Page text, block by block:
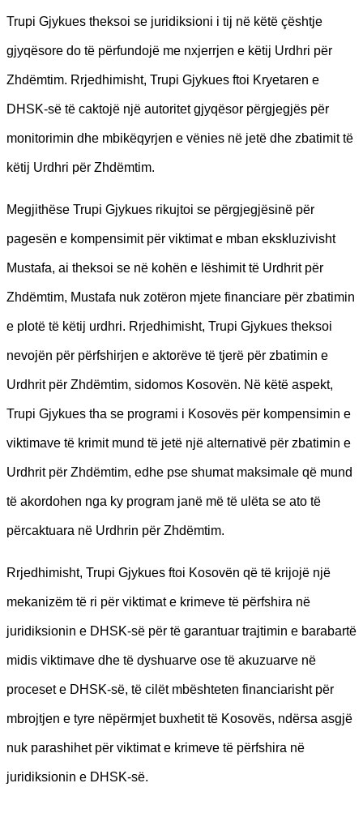
Trupi Gjykues theksoi se juridiksioni i tij në këtë çështje
gjyqësore do të përfundojë me nxjerrjen e këtij Urdhri për
Zhdëmtim. Rrjedhimisht, Trupi Gjykues ftoi Kryetaren e
DHSK-së të caktojë një autoritet gjyqësor përgjegjës për
monitorimin dhe mbikëqyrjen e vënies në jetë dhe zbatimit të
këtij Urdhri për Zhdëmtim.
Megjithëse Trupi Gjykues rikujtoi se përgjegjësinë për
pagesën e kompensimit për viktimat e mban ekskluzivisht
Mustafa, ai theksoi se në kohën e lëshimit të Urdhrit për
Zhdëmtim, Mustafa nuk zotëron mjete financiare për zbatimin
e plotë të këtij urdhri. Rrjedhimisht, Trupi Gjykues theksoi
nevojën për përfshirjen e aktorëve të tjerë për zbatimin e
Urdhrit për Zhdëmtim, sidomos Kosovën. Në këtë aspekt,
Trupi Gjykues tha se programi i Kosovës për kompensimin e
viktimave të krimit mund të jetë një alternativë për zbatimin e
Urdhrit për Zhdëmtim, edhe pse shumat maksimale që mund
të akordohen nga ky program janë më të ulëta se ato të
përcaktuara në Urdhrin për Zhdëmtim.
Rrjedhimisht, Trupi Gjykues ftoi Kosovën që të krijojë një
mekanizëm të ri për viktimat e krimeve të përfshira në
juridiksionin e DHSK-së për të garantuar trajtimin e barabartë
midis viktimave dhe të dyshuarve ose të akuzuarve në
proceset e DHSK-së, të cilët mbështeten financiarisht për
mbrojtjen e tyre nëpërmjet buxhetit të Kosovës, ndërsa asgjë
nuk parashihet për viktimat e krimeve të përfshira në
juridiksionin e DHSK-së.